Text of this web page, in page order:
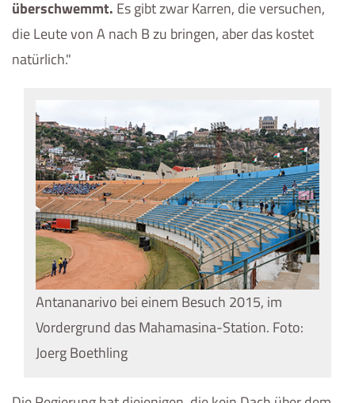
überschwemmt. Es gibt zwar Karren, die versuchen,
die Leute von A nach B zu bringen, aber das kostet
natürlich."
Antananarivo bei einem Besuch 2015, im
Vordergrund das Mahamasina-Station. Foto:
Joerg Boethling